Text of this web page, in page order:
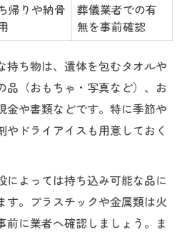
帰りや納骨
葬儀業者での有
無を事前確認
持ち物は、遺体を包むタオルや
品（おもちゃ・写真など）、お
金や書類などです。特に季節や
やドライアイスも用意しておく
によっては持ち込み可能な品に
す。プラスチックや金属類は火
前に業者へ確認しましょう。ま